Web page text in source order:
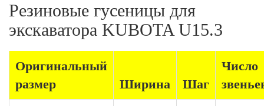
Резиновые гусеницы для
экскаватора KUBOTA U15.3
Оригинальный
размер
Ширина Шаг
Число